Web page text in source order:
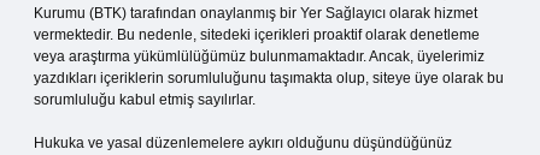
Kurumu (BTK) tarafından onaylanmış bir Yer Sağlayıcı olarak hizmet
vermektedir. Bu nedenle, sitedeki içerikleri proaktif olarak denetleme
veya araştırma yükümlülüğümüz bulunmamaktadır. Ancak, üyelerimiz
yazdıkları içeriklerin sorumluluğunu taşımakta olup, siteye üye olarak bu
sorumluluğu kabul etmiş sayılırlar.
Hukuka ve yasal düzenlemelere aykırı olduğunu düşündüğünüz